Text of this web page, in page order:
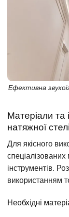
Ефективна
Матеріали та
натяжної
Для якісного
спеціалізованих
інструментів.
використанням
Необхідні